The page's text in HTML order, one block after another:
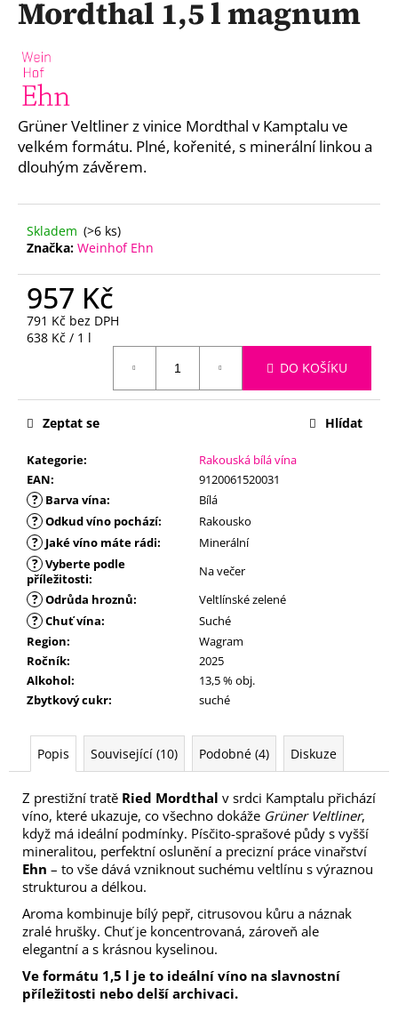
Mordthal 1,5 l magnum
Grüner Veltliner z vinice Mordthal v Kamptalu ve
velkém formátu. Plné, kořenité, s minerální linkou a
dlouhým závěrem.
Skladem (>6 ks)
Značka: Weinhof Ehn
957 Kč
791 Kč bez DPH
Měrná
638 Kč / 1 l
DO KOŠÍKU
Kategorie:
Rakouská bílá vína
EAN: 9120061520031
? Barva vína: Bílá
? Odkud víno pochází: Rakousko
? Jaké víno máte rádi: Minerální
? Vyberte podle
příležitosti: Na večer
? Odrůda hroznů: Veltlínské zelené
? Chuť vína:
Suché
Region:
Wagram
Ročník:
2025
Alkohol:
13,5 % obj.
Zbytkový cukr: suché
Zeptat se Hlídat
Popis Související (10) Podobné (4) Diskuze
Z prestižní tratě Ried Mordthal v srdci Kamptalu přichází
víno, které ukazuje, co všechno dokáže Grüner Veltliner,
když má ideální podmínky. Písčito-sprašové půdy s vyšší
mineralitou, perfektní oslunění a precizní práce vinařství
Ehn – to vše dává vzniknout suchému veltlínu s výraznou
strukturou a délkou.
Aroma kombinuje bílý pepř, citrusovou kůru a náznak
zralé hrušky. Chuť je koncentrovaná, zároveň ale
elegantní a s krásnou kyselinou.
Ve formátu 1,5 l je to ideální víno na slavnostní
příležitosti nebo delší archivaci.
a
j
í
t
?
HLEDAT
D
o
p
o
č
u
m
e